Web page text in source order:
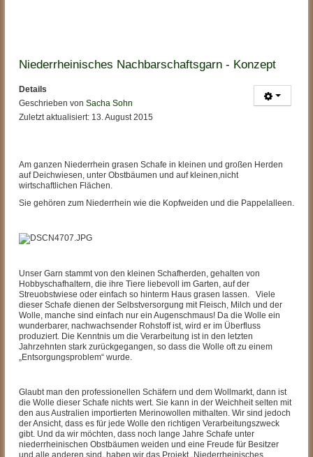
Niederrheinisches Nachbarschaftsgarn - Konzept
Details
Geschrieben von Sacha Sohn
Zuletzt aktualisiert: 13. August 2015
Am ganzen Niederrhein grasen Schafe in kleinen und großen Herden
auf Deichwiesen, unter Obstbäumen und auf kleinen,nicht
wirtschaftlichen Flächen.
Sie gehören zum Niederrhein wie die Kopfweiden und die Pappelalleen.
Unser Garn stammt von den kleinen Schafherden, gehalten von
Hobbyschafhaltern, die ihre Tiere liebevoll im Garten, auf der
Streuobstwiese oder einfach so hinterm Haus grasen lassen. Viele
dieser Schafe dienen der Selbstversorgung mit Fleisch, Milch und der
Wolle, manche sind einfach nur ein Augenschmaus! Da die Wolle ein
wunderbarer, nachwachsender Rohstoff ist, wird er im Überfluss
produziert. Die Kenntnis um die Verarbeitung ist in den letzten
Jahrzehnten stark zurückgegangen, so dass die Wolle oft zu einem
„Entsorgungsproblem“ wurde.
Glaubt man den professionellen Schäfern und dem Wollmarkt, dann ist
die Wolle dieser Schafe nichts wert. Sie kann in der Weichheit selten mit
den aus Australien importierten Merinowollen mithalten. Wir sind jedoch
der Ansicht, dass es für jede Wolle den richtigen Verarbeitungszweck
gibt. Und da wir möchten, dass noch lange Jahre Schafe unter
niederrheinischen Obstbäumen weiden und eine Freude für Besitzer
und alle anderen sind, haben wir das Projekt „Niederrheinisches